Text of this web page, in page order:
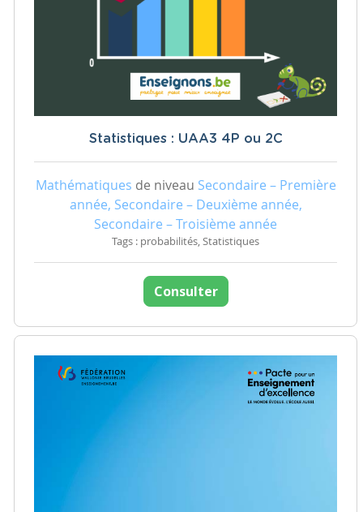
Statistiques : UAA3 4P ou 2C
Mathématiques de niveau Secondaire – Première
année, Secondaire – Deuxième année,
Secondaire – Troisième année
Tags : probabilités, Statistiques
Consulter